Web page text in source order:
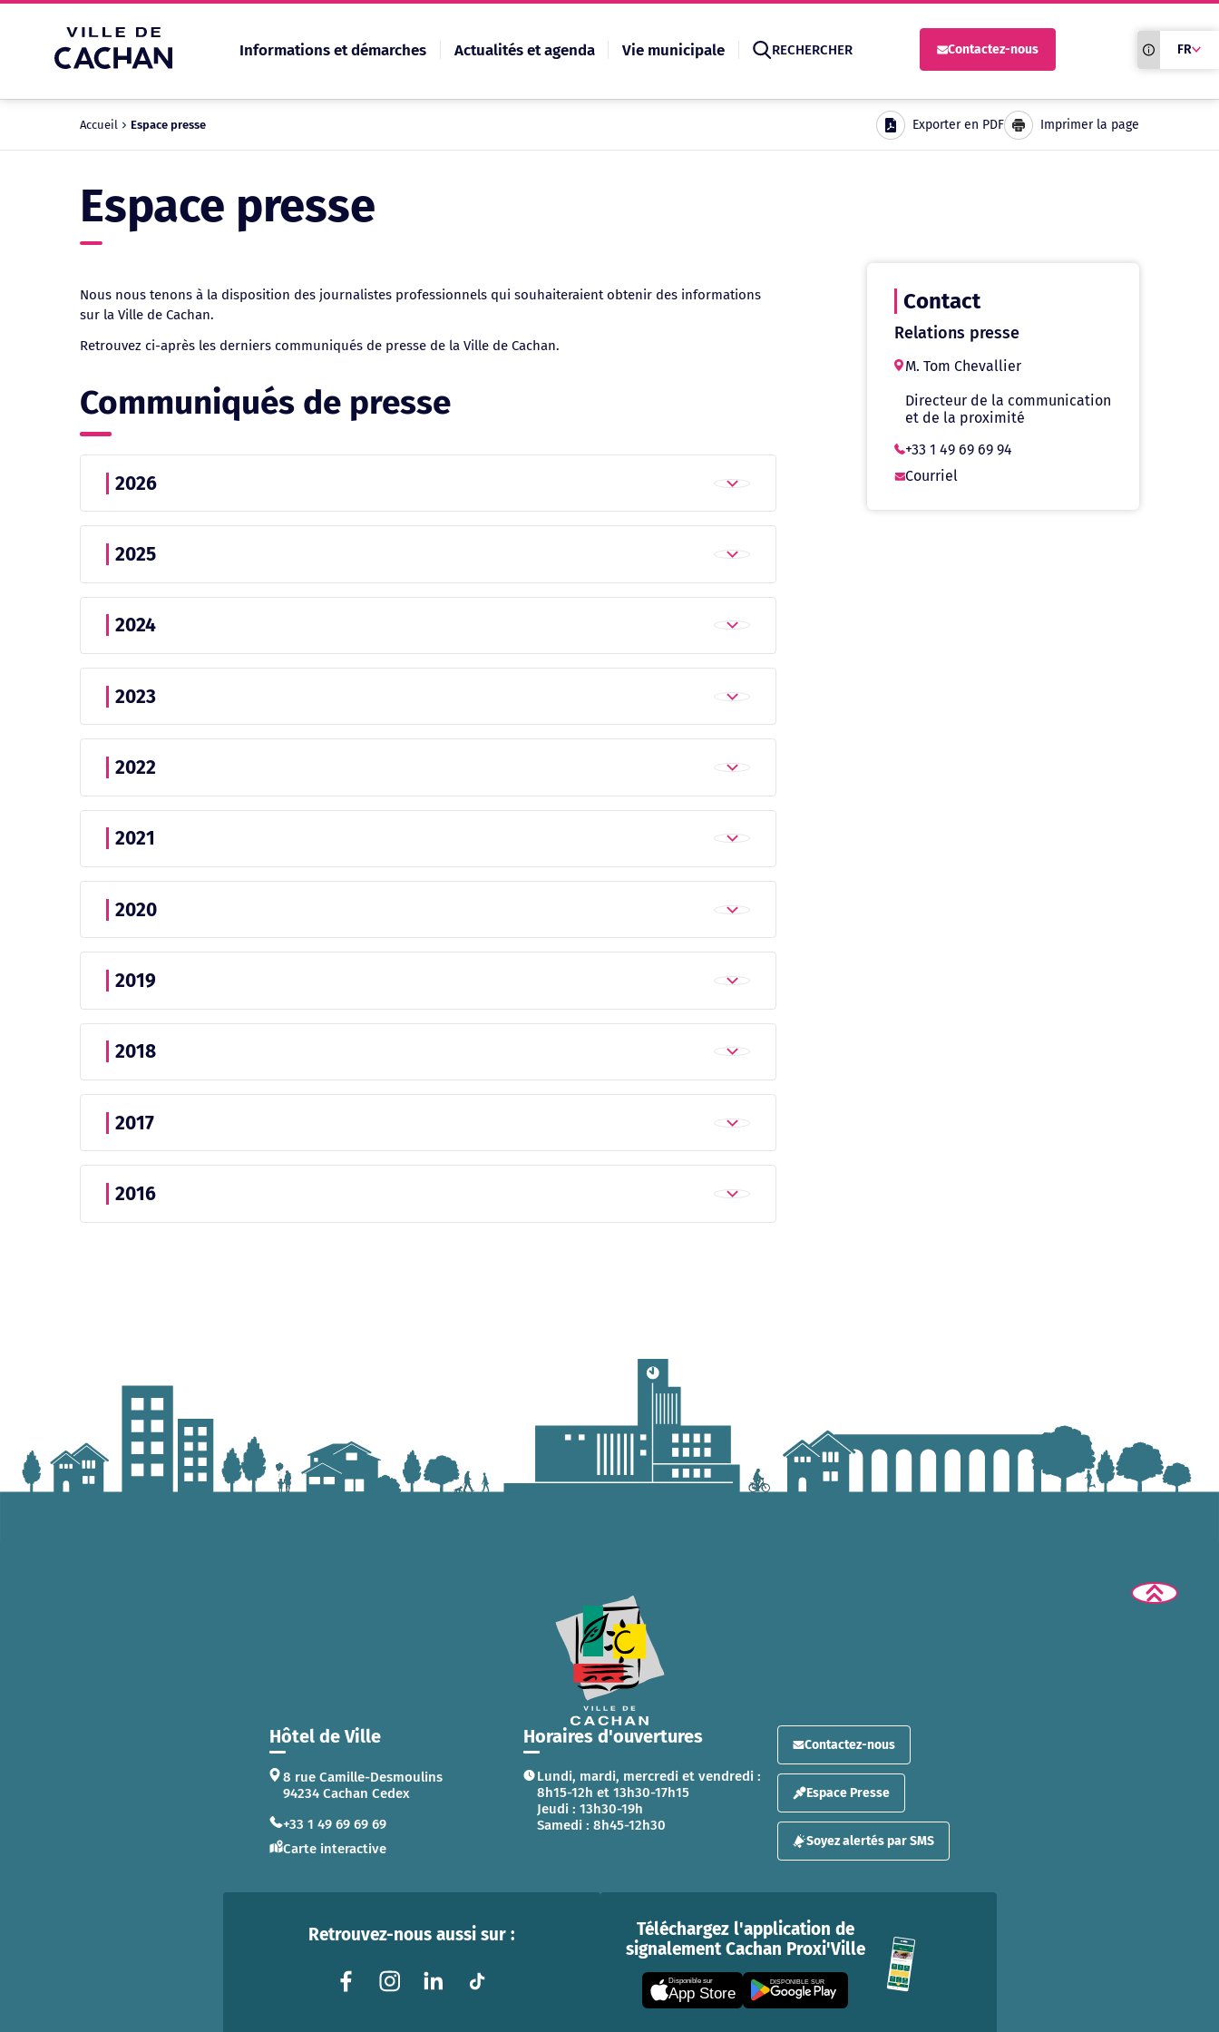
Informations et démarches Actualités et agenda Vie municipale RECHERCHER Contactez-nous
Recherche
Traduction
siteFR
Accueil Espace presse Exporter en PDF Imprimer la page
Espace presse
Nous nous tenons à la disposition des journalistes professionnels qui souhaiteraient obtenir des informations
sur la Ville de Cachan.
Retrouvez ci-après les derniers communiqués de presse de la Ville de Cachan.
Communiqués de presse
2026
2025
2024
2023
2022
2021
2020
2019
2018
2017
2016
Contact
Relations presse
M. Tom Chevallier
Directeur de la communication
et de la proximité
+33 1 49 69 69 94
Courriel
Hôtel de Ville
8 rue Camille-Desmoulins
94234 Cachan Cedex
+33 1 49 69 69 69
Carte interactive
Horaires d'ouvertures
Lundi, mardi, mercredi et vendredi :
8h15-12h et 13h30-17h15
Jeudi : 13h30-19h
Samedi : 8h45-12h30
Contactez-nous
Espace Presse
Soyez alertés par SMS
Retrouvez-nous aussi sur :
Téléchargez l'application de
signalement Cachan Proxi'Ville
Disponible sur
App Store
DISPONIBLE SUR